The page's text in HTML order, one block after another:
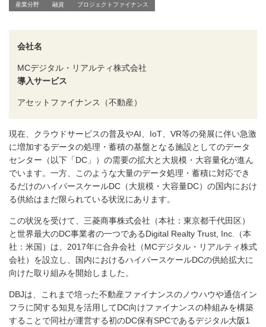
産業分野 融資 プロジェクトファイナンス
会社名
MCデジタル・リアルティ株式会社
導入サービス
アセットファイナンス（不動産）
現在、クラウドサービスの普及やAI、IoT、VR等の発展に伴い急激
に増加するデータの処理・蓄積の基盤となる施設としてのデータ
センター（以下「DC」）の需要の拡大と大規模・大容量化が進ん
でいます。一方、このような大量のデータ処理・蓄積に対応でき
るだけのハイパースケールDC（大規模・大容量DC）の国内におけ
る供給はまだ限られている状況にあります。
この状況を受けて、三菱商事株式会社（本社：東京都千代田区）
と世界最大のDC事業者の一つであるDigital Realty Trust, Inc.（本
社：米国）は、2017年に合弁会社（MCデジタル・リアルティ株式
会社）を設立し、国内におけるハイパースケールDCの供給拡大に
向けた取り組みを開始しました。
DBJは、これまで培った不動産ファイナンスのノウハウや通信イン
フラに関する知見を活用してDC向けファイナンスの枠組みを構築
することで同社が運営する初のDC保有SPCであるデジタル大阪1